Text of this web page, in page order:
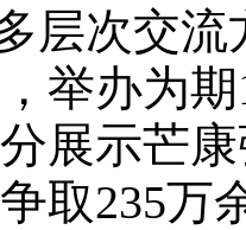
层次交
举办为
展示芒
取235万